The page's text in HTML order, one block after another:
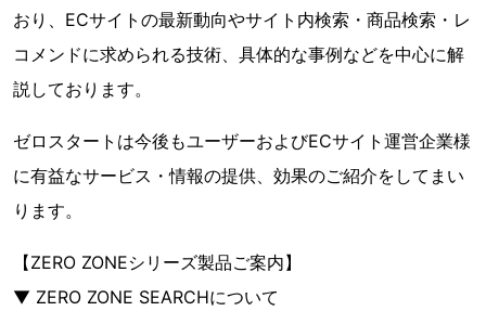
おり、ECサイトの最新動向やサイト内検索・商品検索・レ
コメンドに求められる技術、具体的な事例などを中心に解
説しております。
ゼロスタートは今後もユーザーおよびECサイト運営企業様
に有益なサービス・情報の提供、効果のご紹介をしてまい
ります。
【ZERO ZONEシリーズ製品ご案内】
▼ ZERO ZONE SEARCHについて